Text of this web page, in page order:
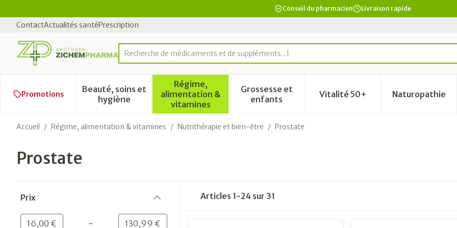
Conseil du pharmacien Livraison rapide
ContactActualités santéPrescription
Rechercher
Recherche de médicaments et de suppléments...
Promotions
Beauté, soins et
hygièneAfficher le sous-menu pour la catégorie Beauté, soins et hygiène
Régime,
alimentation &
vitamines
Afficher le sous-menu pour la catégorie Régime, alimentation &
Grossesse et
enfantsAfficher le sous-menu pour la catégorie
Vitalité 50+Afficher le sous-menu pour
Naturopathie
Afficher
Accueil / Régime, alimentation & vitamines / Nutrithérapie et bien-être / Prostate
Prostate
Prix
Valeur minimale
16,00 € - Valeur maximale
130,99 €
Articles 1-24 sur 31